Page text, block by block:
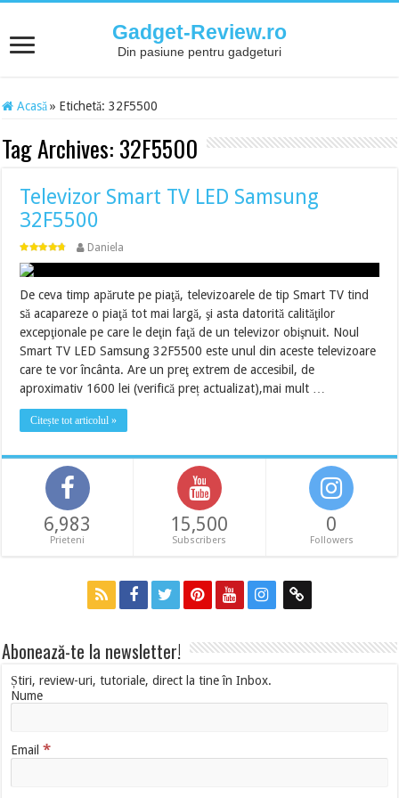
Gadget-Review.ro
Din pasiune pentru gadgeturi
Acasă » Etichetă:32F5500
Tag Archives: 32F5500
Televizor Smart TV LED Samsung
32F5500
Daniela
De ceva timp apărute pe piaţă, televizoarele de tip Smart TV tind
să acapareze o piaţă tot mai largă, şi asta datorită calităţilor
excepţionale pe care le deţin faţă de un televizor obişnuit. Noul
Smart TV LED Samsung 32F5500 este unul din aceste televizoare
care te vor încânta. Are un preţ extrem de accesibil, de
aproximativ 1600 lei (verifică preț actualizat),mai mult …
Citește tot articolul »
6,983
Prieteni
15,500
Subscribers
0
Followers
Abonează-te la newsletter!
Știri, review-uri, tutoriale, direct la tine în Inbox.
Nume
Email*